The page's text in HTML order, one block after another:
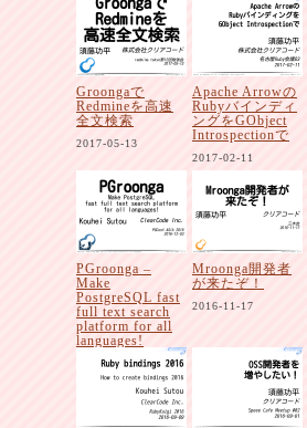
Groongaで
Redmineを高速
全文検索
2017-05-13
Apache Arrowの
Rubyバインディ
ングをGObject
Introspectionで
2017-02-11
PGroonga –
Make
PostgreSQL fast
full text search
platform for all
languages!
2016-12-03
Mroonga開発者
が来たぞ！
2016-11-17